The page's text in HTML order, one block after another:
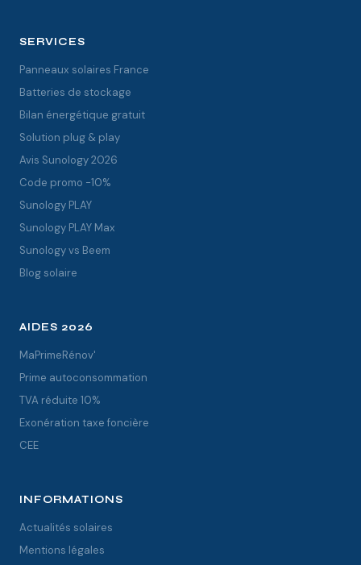
SERVICES
Panneaux solaires France
Batteries de stockage
Bilan énergétique gratuit
Solution plug & play
Avis Sunology 2026
Code promo -10%
Sunology PLAY
Sunology PLAY Max
Sunology vs Beem
Blog solaire
AIDES 2026
MaPrimeRénov'
Prime autoconsommation
TVA réduite 10%
Exonération taxe foncière
CEE
INFORMATIONS
Actualités solaires
Mentions légales